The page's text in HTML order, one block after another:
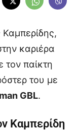
Καμπερίδης,
καριέρα
τον παίκτη
του με
GBL.
Καμπερίδη